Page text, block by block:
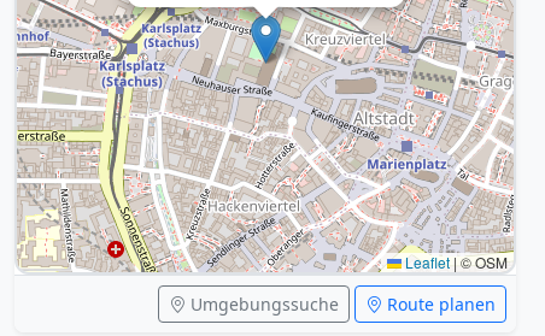
Leaflet|© OSM
Umgebungssuche Route planen